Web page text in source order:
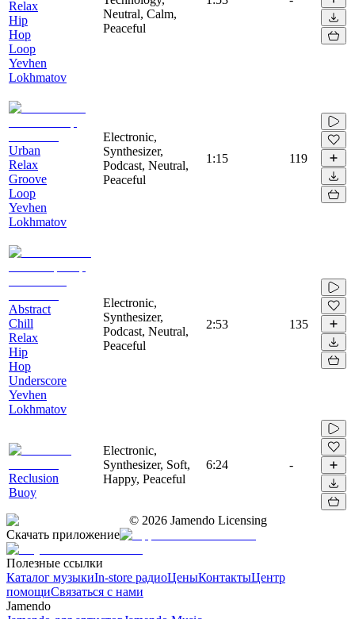
Relax
Hip
Hop
Loop
Yevhen
Lokhmatov
Neutral, Calm,
Peaceful
Urban
Relax
Groove
Loop
Yevhen
Lokhmatov
Electronic,
Synthesizer,
Podcast, Neutral,
Peaceful
1:15 119
Abstract
Chill
Relax
Hip
Hop
Underscore
Yevhen
Lokhmatov
Electronic,
Synthesizer,
Podcast, Neutral,
Peaceful
2:53 135
Reclusion
Buoy
Electronic,
Synthesizer, Soft,
Happy, Peaceful
6:24 -
© 2026 Jamendo Licensing
Скачать приложение
Полезные ссылки
Каталог музыкиIn-store радиоЦеныКонтактыЦентр
помощиСвязаться с нами
Jamendo